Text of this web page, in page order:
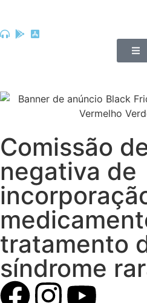
Comissão
negativa de
tratamento
síndrome